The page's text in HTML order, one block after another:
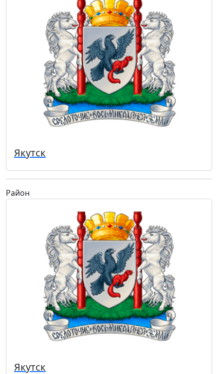
Якутск
Район
Якутск